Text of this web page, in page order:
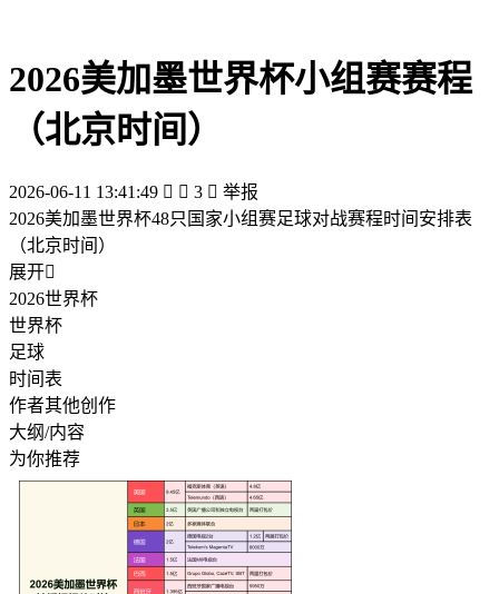
2026美加墨世界杯小组赛赛程
（北京时间）
2026-06-11 13:41:49   3  举报
2026美加墨世界杯48只国家小组赛足球对战赛程时间安排表
（北京时间）
展开
2026世界杯
世界杯
足球
时间表
作者其他创作
大纲/内容
为你推荐